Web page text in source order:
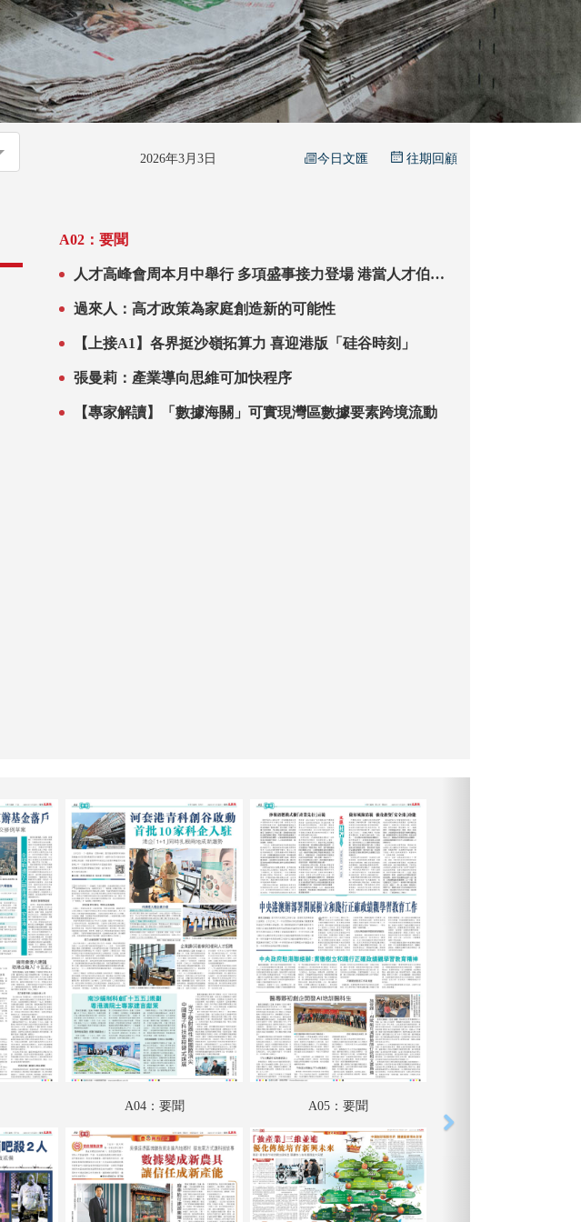
香港文匯報 2026年3月3日 今日文匯 往期回顧
A02：要聞
人才高峰會周本月中舉行 多項盛事接力登場 港當人才伯樂
過來人：高才政策為家庭創造新的可能性
【上接A1】各界挺沙嶺拓算力 喜迎港版「硅谷時刻」
張曼莉：產業導向思維可加快程序
【專家解讀】「數據海關」可實現灣區數據要素跨境流動
A04：要聞 A05：要聞